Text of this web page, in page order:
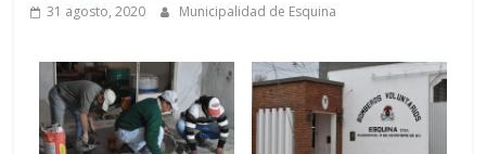
31 agosto, 2020 Municipalidad de Esquina